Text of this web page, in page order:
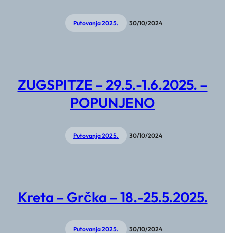
Putovanja 2025. 30/10/2024
ZUGSPITZE – 29.5.-1.6.2025. –
POPUNJENO
Putovanja 2025. 30/10/2024
Kreta – Grčka – 18.-25.5.2025.
Putovanja 2025. 30/10/2024